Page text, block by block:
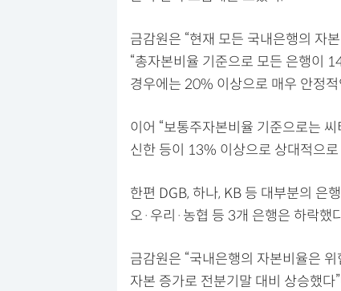
금감원은 “현재 모든 국내은행의 자
“총자본비율 기준으로 모든 은행이
경우에는 20% 이상으로 매우 안정
이어 “보통주자본비율 기준으로는
신한 등이 13% 이상으로 상대적으
한편 DGB, 하나, KB 등 대부분의 은
오·우리·농협 등 3개 은행은 하락했
금감원은 “국내은행의 자본비율은
자본 증가로 전분기말 대비 상승했다